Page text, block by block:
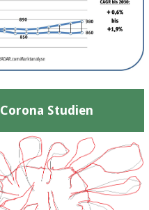
Corona Studien